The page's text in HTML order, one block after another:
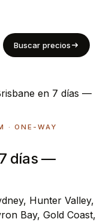
EN
Buscar precios
en 7 días —
· ONE-WAY
días —
Hunter Valley,
Bay, Gold Coast,